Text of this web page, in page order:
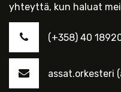
yhteyttä, kun haluat
(+358) 40
assat.orkesteri